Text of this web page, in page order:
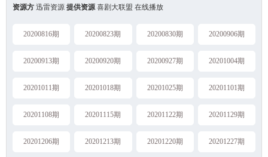
资源方 迅雷资源 提供资源喜剧大联盟 在线播放
20200816期 20200823期 20200830期 20200906期
20200913期 20200920期 20200927期 20201004期
20201011期 20201018期 20201025期 20201101期
20201108期 20201115期 20201122期 20201129期
20201206期 20201213期 20201220期 20201227期